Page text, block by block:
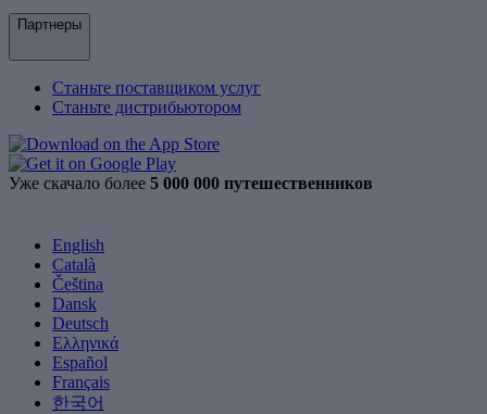
Партнеры
Станьте поставщиком услуг
Станьте дистрибьютором
Уже скачало более 5 000 000 путешественников
English
Català
Čeština
Dansk
Deutsch
Ελληνικά
Español
Français
한국어